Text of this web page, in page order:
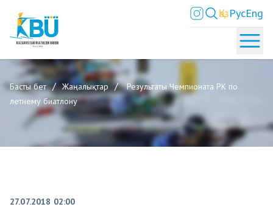
ҚазРусEng
Басты бет Жаңалықтар
Результаты Чемпионата РК по
летнему биатлону
27.07.2018 02:00